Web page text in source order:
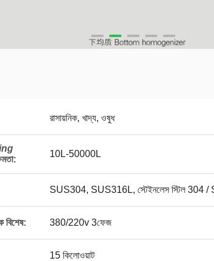
রাসায়নিক, খাদ্য, ওষুধ
:
10L-50000L
SUS304, SUS316L, স্টেইনলেস স্টিল 304
বিশেষ: 380/220v 3ফেজ
15 কিলোওয়াট